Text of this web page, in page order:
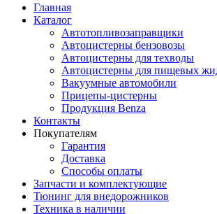
Главная
Каталог
Автотопливозаправщики
Автоцистерны бензовозы
Автоцистерны для техводы
Автоцистерны для пищевых
Вакуумные автомобили
Прицепы-цистерны
Продукция Benza
Контакты
Покупателям
Гарантия
Доставка
Способы оплаты
Запчасти и комплектующие
Тюнинг для внедорожников
Техника в наличии